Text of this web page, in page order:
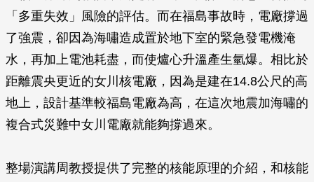
「多重失效」風險的評估。而在福島事故時，電廠撐過
了強震，卻因為海嘯造成置於地下室的緊急發電機淹
水，再加上電池耗盡，而使爐心升溫產生氫爆。相比於
距離震央更近的女川核電廠，因為是建在14.8公尺的高
地上，設計基準較福島電廠為高，在這次地震加海嘯的
複合式災難中女川電廠就能夠撐過來。
整場演講周教授提供了完整的核能原理的介紹，和核能